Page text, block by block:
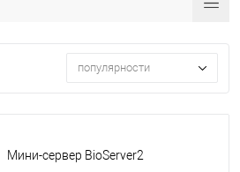
популярности
Мини-сервер BioServer2